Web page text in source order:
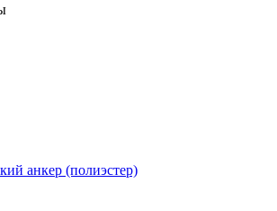
анкер (полиэстер)